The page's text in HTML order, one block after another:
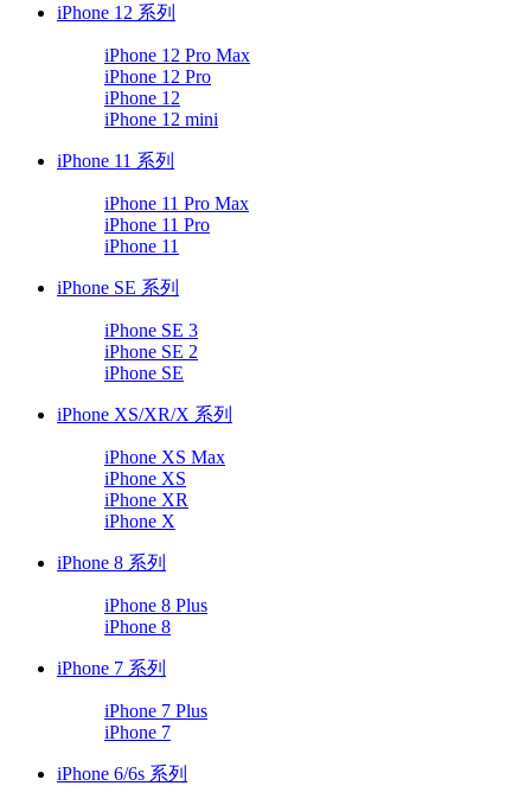
iPhone 12 系列
iPhone 12 Pro Max
iPhone 12 Pro
iPhone 12
iPhone 12 mini
iPhone 11 系列
iPhone 11 Pro Max
iPhone 11 Pro
iPhone 11
iPhone SE 系列
iPhone SE 3
iPhone SE 2
iPhone SE
iPhone XS/XR/X 系列
iPhone XS Max
iPhone XS
iPhone XR
iPhone X
iPhone 8 系列
iPhone 8 Plus
iPhone 8
iPhone 7 系列
iPhone 7 Plus
iPhone 7
iPhone 6/6s 系列